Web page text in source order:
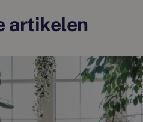
artikelen